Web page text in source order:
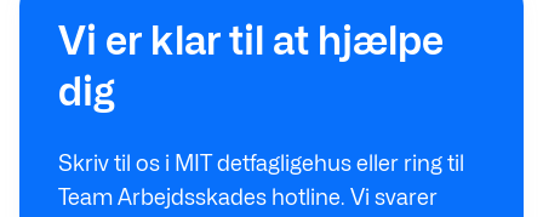
Vi er klar til at hjælpe
dig
Skriv til os i MIT detfagligehus eller ring til
Team Arbejdsskades hotline. Vi svarer